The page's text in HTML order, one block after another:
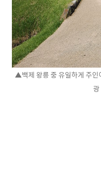
▲백제 왕릉 중 유일하게 주인